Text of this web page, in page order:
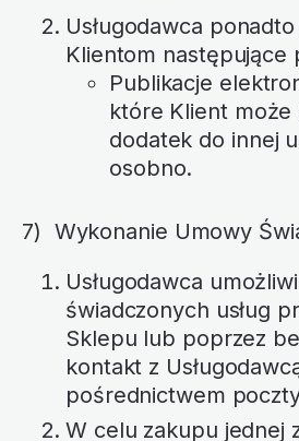
Usługodawca
Klientom następujące
Publikacje
które Klient może
dodatek do innej
osobno.
7) Wykonanie Umowy
Usługodawca
świadczonych usług
Sklepu lub poprzez
kontakt z
pośrednictwem
W celu zakupu jednej